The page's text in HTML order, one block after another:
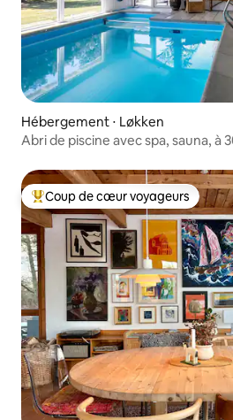
Hébergement ⋅ Løkken
Abri de piscine avec spa, sauna, à
Coups de cœur voyageurs les plus
Coup de cœur voyageurs